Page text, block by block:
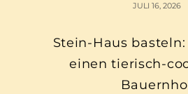
JULI 16, 2026
Stein-Haus
einen tierisch-